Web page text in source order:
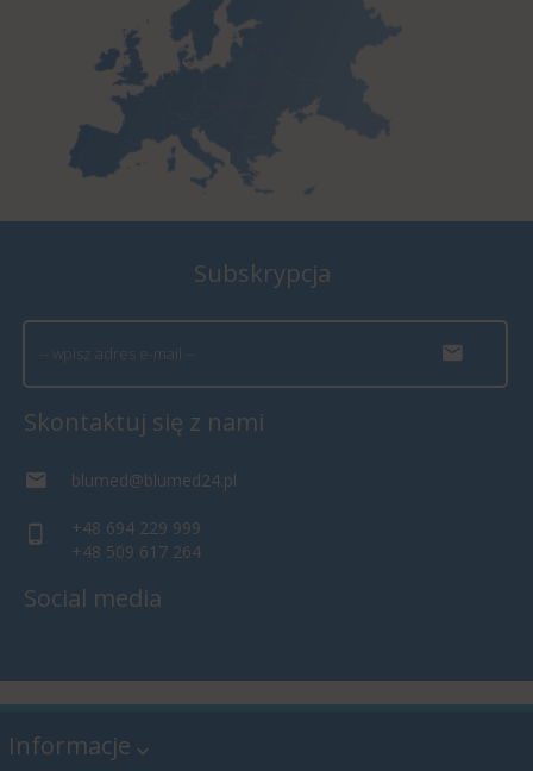
Subskrypcja
Skontaktuj się z nami
blumed@blumed24.pl
+48 694 229 999
+48 509 617 264
Social media
Informacje